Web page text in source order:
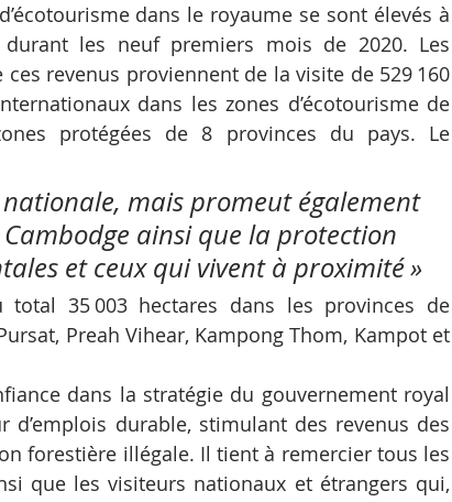
dans le royaume se sont élevés à
les neuf premiers mois de 2020. Les
revenus proviennent de la visite de 529 160
dans les zones d’écotourisme de
protégées de 8 provinces du pays. Le
nationale, mais promeut également
ainsi que la protection
et ceux qui vivent à proximité »
total 35 003 hectares dans les provinces de
Preah Vihear, Kampong Thom, Kampot et
dans la stratégie du gouvernement royal
d’emplois durable, stimulant des revenus des
forestière illégale. Il tient à remercier tous les
que les visiteurs nationaux et étrangers qui,